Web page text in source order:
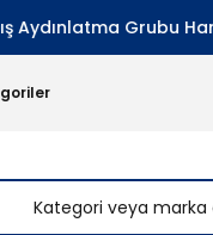
Grubu Hariç